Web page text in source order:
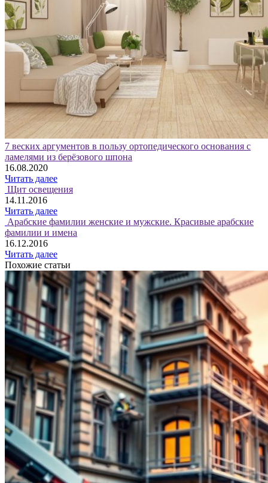
7 веских аргументов в пользу ортопедического основания с
ламелями из берёзового шпона
16.08.2020
Читать далее
Щит освещения
14.11.2016
Читать далее
Арабские фамилии женские и мужские. Красивые арабские
фамилии и имена
16.12.2016
Читать далее
Похожие статьи